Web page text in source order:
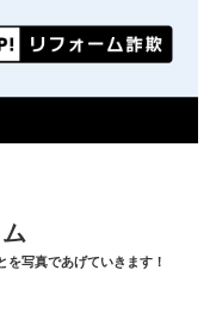
を写真であげていきます！